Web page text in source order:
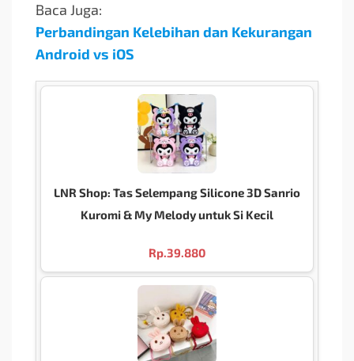
Baca Juga:
Perbandingan Kelebihan dan Kekurangan
Android vs iOS
LNR Shop: Tas Selempang Silicone 3D Sanrio
Kuromi & My Melody untuk Si Kecil
Rp.39.880